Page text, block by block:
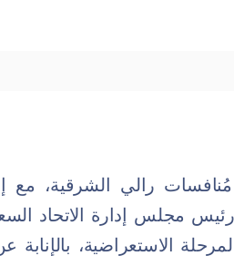
رالي الشرقية، مع
رئيس مجلس إدارة الاتحاد
الاستعراضية،